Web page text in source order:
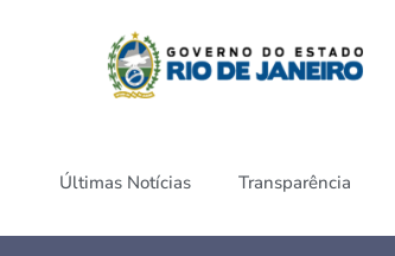
Últimas Notícias Transparência